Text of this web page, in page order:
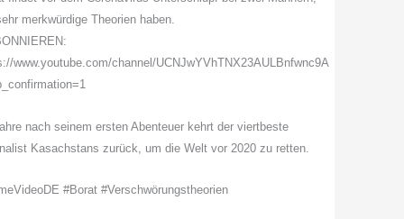
merkwürdige Theorien haben.
www.youtube.com/channel/UCNJwYVhTNX23AULBnfwnc9A
nach seinem ersten Abenteuer kehrt der viertbeste
Kasachstans zurück, um die Welt vor 2020 zu retten.
#Borat #Verschwörungstheorien